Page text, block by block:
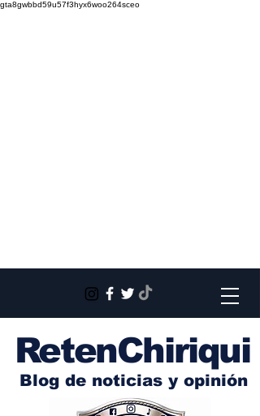
gta8gwbbd59u57f3hyx6woo264sceo
RetenChiriqui
Blog de noticias y opinión